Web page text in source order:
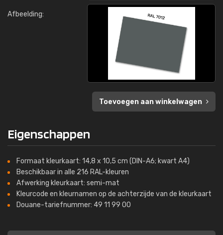
Afbeelding:
Toevoegen aan winkelwagen
Eigenschappen
Formaat kleurkaart: 14,8 x 10,5 cm (DIN-A6; kwart A4)
Beschikbaar in alle 216 RAL-kleuren
Afwerking kleurkaart: semi-mat
Kleurcode en kleurnamen op de achterzijde van de kleurkaart
Douane-tariefnummer: 49 11 99 00